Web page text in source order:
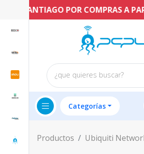
SANTIAGO POR COMPRAS A
¿que quieres buscar?
Categorías
Productos Ubiquiti